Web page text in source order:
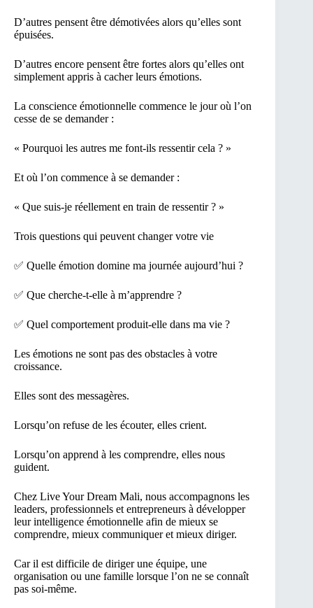
D’autres pensent être démotivées alors qu’elles sont
épuisées.
D’autres encore pensent être fortes alors qu’elles ont
simplement appris à cacher leurs émotions.
La conscience émotionnelle commence le jour où l’on
cesse de se demander :
« Pourquoi les autres me font-ils ressentir cela ? »
Et où l’on commence à se demander :
« Que suis-je réellement en train de ressentir ? »
Trois questions qui peuvent changer votre vie
✅ Quelle émotion domine ma journée aujourd’hui ?
✅ Que cherche-t-elle à m’apprendre ?
✅ Quel comportement produit-elle dans ma vie ?
Les émotions ne sont pas des obstacles à votre
croissance.
Elles sont des messagères.
Lorsqu’on refuse de les écouter, elles crient.
Lorsqu’on apprend à les comprendre, elles nous
guident.
Chez Live Your Dream Mali, nous accompagnons les
leaders, professionnels et entrepreneurs à développer
leur intelligence émotionnelle afin de mieux se
comprendre, mieux communiquer et mieux diriger.
Car il est difficile de diriger une équipe, une
organisation ou une famille lorsque l’on ne se connaît
pas soi-même.